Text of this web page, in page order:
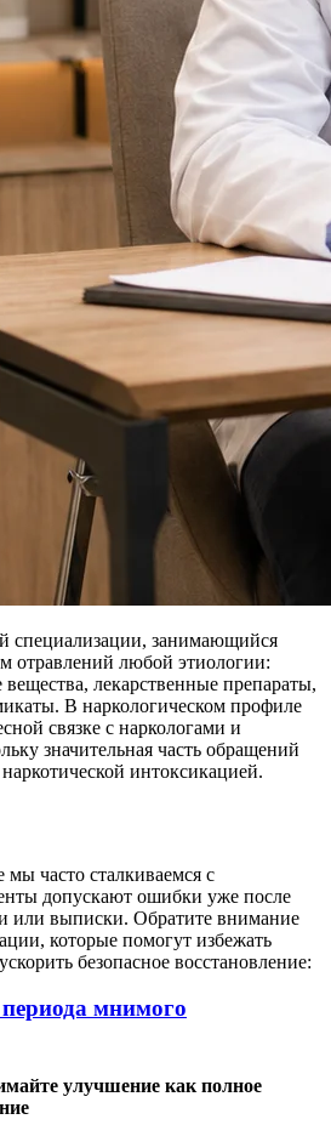
специализации, занимающийся
отравлений любой этиологии:
вещества, лекарственные препараты,
В наркологическом профиле
связке с наркологами и
значительная часть обращений
интоксикацией.
часто сталкиваемся с
допускают ошибки уже после
или выписки. Обратите внимание
которые помогут избежать
безопасное восстановление:
периода мнимого
улучшение как полное